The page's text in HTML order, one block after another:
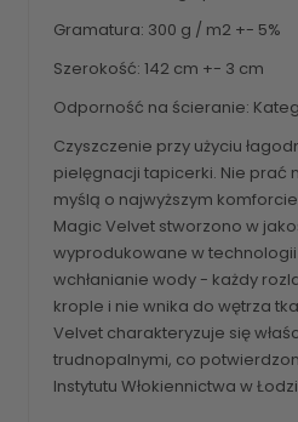
Gramatura: 300 g / m2 +- 5%
Szerokość: 142 cm +- 3 cm
Odporność na ścieranie:
Czyszczenie przy użyciu
pielęgnacji tapicerki. Nie prać
myślą o najwyższym
Magic Velvet stworzono w
wyprodukowane w
wchłanianie wody - każdy
krople i nie wnika do wętrza
Velvet charakteryzuje się
trudnopalnymi, co
Instytutu Włokiennictwa w